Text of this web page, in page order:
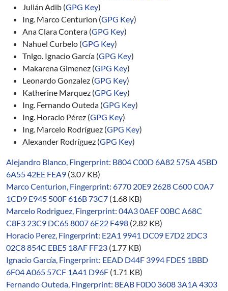
Julián Adib (GPG Key)
Ing. Marco Centurion (GPG Key)
Ana Clara Contera (GPG Key)
Nahuel Curbelo (GPG Key)
Tnlgo. Ignacio García (GPG Key)
Makarena Gimenez (GPG Key)
Leonardo Gonzalez (GPG Key)
Katherine Marquez (GPG Key)
Ing. Fernando Outeda (GPG Key)
Ing. Horacio Pérez (GPG Key)
Ing. Marcelo Rodríguez (GPG Key)
Alexander Rodríguez (GPG Key)
Alejandro Blanco, Fingerprint: B804 C00D 6A82 575A 45BD
6A55 42EE FEA9 (3.07 KB)
Marco Centurion, Fingerprint: 6770 20E9 2628 C600 C0A7
1CD9 E945 500F 616B 73C7 (1.68 KB)
Marcelo Rodriguez, Fingerprint: 04A3 0AEF 00BC A68C
C8F3 23C9 DC65 8007 6E22 F498 (2.82 KB)
Horacio Perez, Fingerprint: E2A1 9941 DC09 E7D2 2DC3
02C8 854C EBE5 18AF FF23 (1.77 KB)
Ignacio García, Fingerprint: EEAD D44F 3994 FDE5 1BBD
6F04 A065 57CF 1A41 D96F (1.71 KB)
Fernando Outeda, Fingerprint: 8EAB F0D0 3608 3A1A 4303